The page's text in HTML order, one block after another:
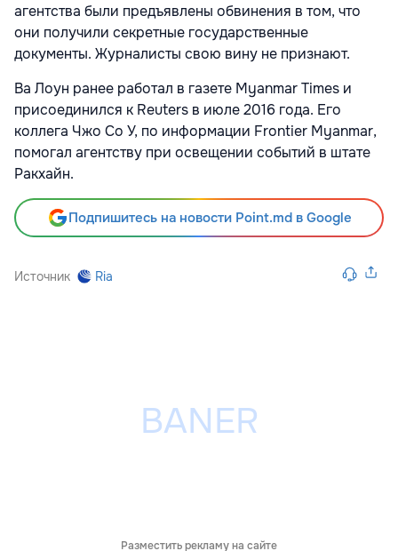
агентства были предъявлены обвинения в том, что
они получили секретные государственные
документы. Журналисты свою вину не признают.
Ва Лоун ранее работал в газете Myanmar Times и
присоединился к Reuters в июле 2016 года. Его
коллега Чжо Со У, по информации Frontier Myanmar,
помогал агентству при освещении событий в штате
Ракхайн.
Подпишитесь на новости Point.md в Google
Источник Ria
Разместить рекламу на сайте